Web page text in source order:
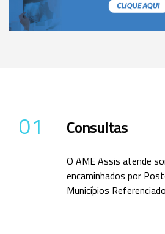
01 Consultas
O AME Assis atende
encaminhados por
Municípios